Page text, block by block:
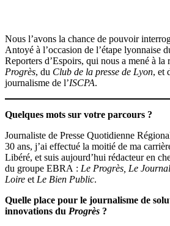
Nous l’avons la chance de pouvoir
Antoyé à l’occasion de l’étape lyonnaise
Reporters d’Espoirs, qui nous a mené à la
Progrès, du Club de la presse de Lyon, et
journalisme de l’ISCPA.
Quelques mots sur votre parcours ?
Journaliste de Presse Quotidienne
30 ans, j’ai effectué la moitié de ma
Libéré, et suis aujourd’hui rédacteur en
du groupe EBRA : Le Progrès, Le
Loire et Le Bien Public.
Quelle place pour le journalisme de
innovations du Progrès ?